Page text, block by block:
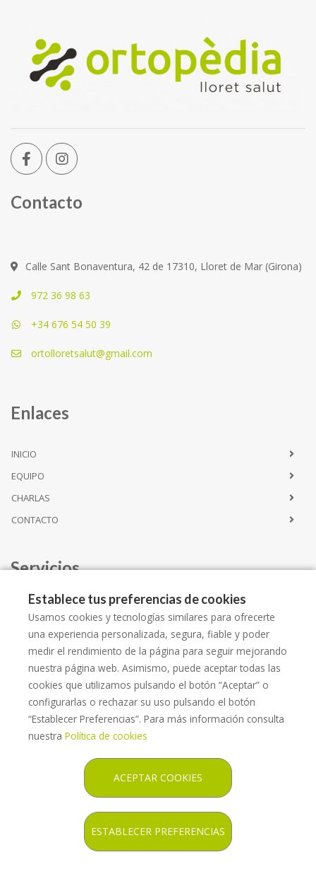
Contacto
Calle Sant Bonaventura, 42 de 17310, Lloret de Mar (Girona)
972 36 98 63
+34 676 54 50 39
ortolloretsalut@gmail.com
Enlaces
INICIO
EQUIPO
CHARLAS
CONTACTO
Servicios
ALQUILER
ESPACIO LLORET SALUT
Copyright © 2026 ORTOPEDIA LLORET SALUT -
Política de cookies
Política de ventas
Establece tus preferencias de cookies
Usamos cookies y tecnologías similares para ofrecerte
una experiencia personalizada, segura, fiable y poder
medir el rendimiento de la página para seguir mejorando
nuestra página web. Asimismo, puede aceptar todas las
cookies que utilizamos pulsando el botón “Aceptar” o
configurarlas o rechazar su uso pulsando el botón
“Establecer Preferencias”. Para más información consulta
nuestra Política de cookies
ACEPTAR COOKIES
ESTABLECER PREFERENCIAS